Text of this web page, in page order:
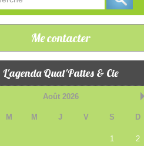
Me contacter
L'agenda Quat'Pattes & Cie
Août 2026
M M J V S D
1 2